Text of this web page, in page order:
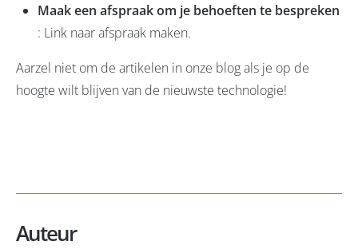
Maak een afspraak om je behoeften te bespreken
: Link naar afspraak maken.
Aarzel niet om de artikelen in onze blogals je op de
hoogte wilt blijven van de nieuwste technologie!
Auteur